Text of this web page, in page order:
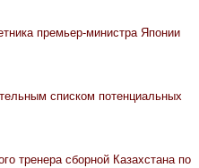
премьер-министра Японии
списком потенциальных
тренера сборной Казахстана по